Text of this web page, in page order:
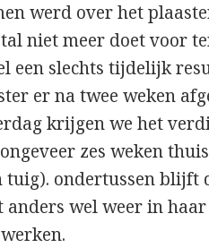
werd over het
niet meer doet voor
een slechts tijdelijk
er na twee weken
krijgen we het
zes weken
tuig). ondertussen blijft
anders wel weer in